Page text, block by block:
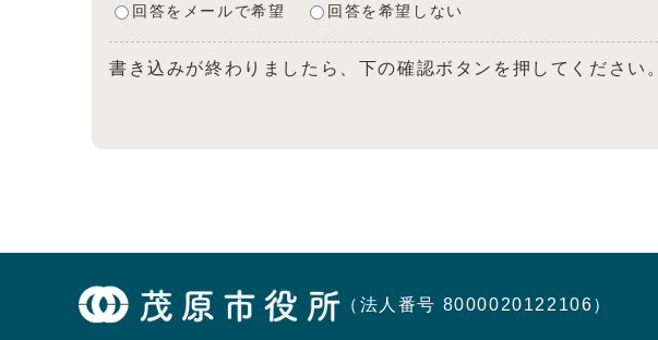
回答をメールで希望 回答を希望しない
書き込みが終わりましたら、下の確認ボタンを押してください。
（法人番号 8000020122106）